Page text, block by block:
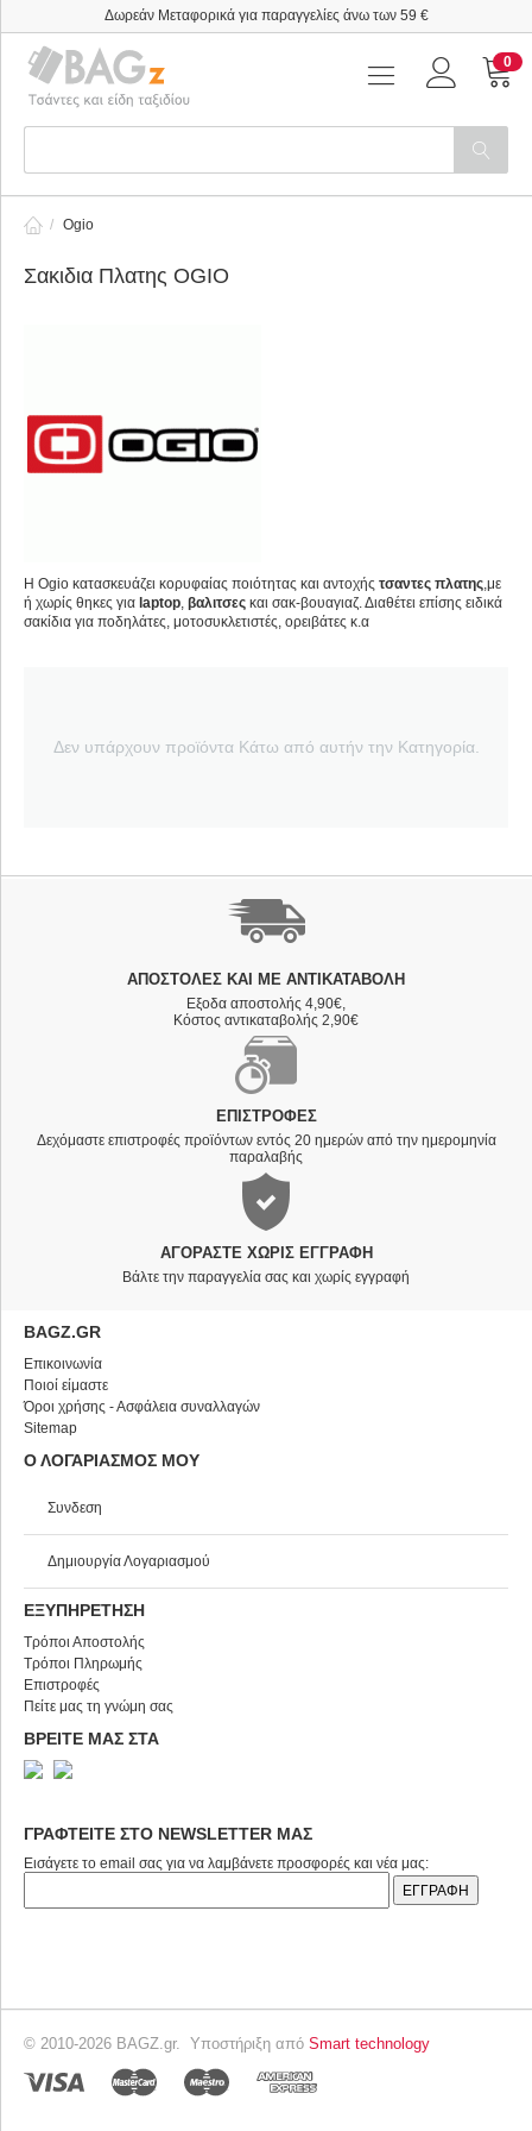
Δωρεάν Μεταφορικά για παραγγελίες άνω των 59 €
0
/ Ogio
Σακιδια Πλατης OGIO
Η Ogio κατασκευάζει κορυφαίας ποιότητας και αντοχής τσαντες πλατης,με
ή χωρίς θηκες για laptop, βαλιτσες και σακ-βουαγιαζ. Διαθέτει επίσης ειδικά
σακίδια για ποδηλάτες, μοτοσυκλετιστές, ορειβάτες κ.α
Δεν υπάρχουν προϊόντα Κάτω από αυτήν την Κατηγορία.
ΑΠΟΣΤΟΛΈΣ ΚΑΙ ΜΕ ΑΝΤΙΚΑΤΑΒΟΛΗ
Εξοδα αποστολής 4,90€,
Κόστος αντικαταβολής 2,90€
ΕΠΙΣΤΡΟΦΈΣ
Δεχόμαστε επιστροφές προϊόντων εντός 20 ημερών από την ημερομηνία
παραλαβής
ΑΓΟΡΆΣΤΕ ΧΩΡΊΣ ΕΓΓΡΑΦΉ
Βάλτε την παραγγελία σας και χωρίς εγγραφή
BAGZ.GR
Επικοινωνία
Ποιοί είμαστε
Όροι χρήσης - Ασφάλεια συναλλαγών
Sitemap
Ο ΛΟΓΑΡΙΑΣΜΟΣ ΜΟΥ
Συνδεση
Δημιουργία Λογαριασμού
ΕΞΥΠΗΡΕΤΗΣΗ
Τρόποι Αποστολής
Τρόποι Πληρωμής
Επιστροφές
Πείτε μας τη γνώμη σας
ΒΡΕΙΤΕ ΜΑΣ ΣΤΑ
ΓΡΑΦΤΕΙΤΕ ΣΤΟ NEWSLETTER ΜΑΣ
Εισάγετε το email σας για να λαμβάνετε προσφορές και νέα μας:
© 2010-2026 BAGZ.gr. Υποστήριξη από Smart technology